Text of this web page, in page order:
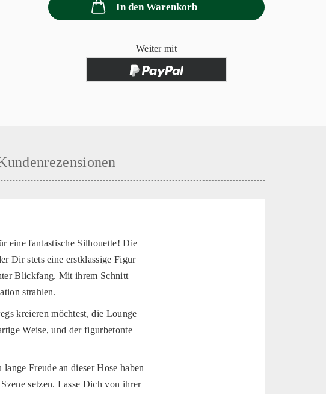
In den Warenkorb
Weiter mit
eine fantastische Silhouette! Die
Dir stets eine erstklassige Figur
Blickfang. Mit ihrem Schnitt
strahlen.
kreieren möchtest, die Lounge
Weise, und der figurbetonte
Freude an dieser Hose haben
setzen. Lasse Dich von ihrer